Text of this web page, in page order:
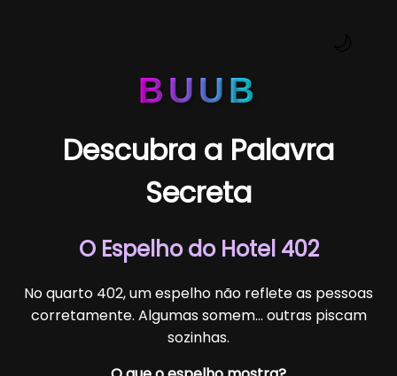
BUUB
Descubra a Palavra
Secreta
O Espelho do Hotel 402
No quarto 402, um espelho não reflete as pessoas
corretamente. Algumas somem... outras piscam
sozinhas.